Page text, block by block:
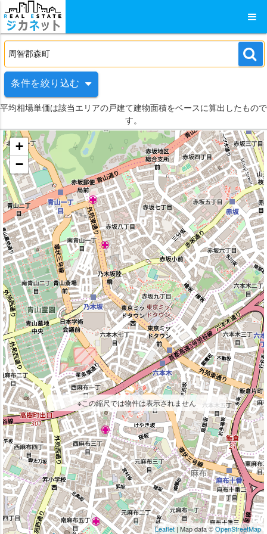
条件を絞り込む
平均相場単価は該当エリアの戸建て建物面積をベースに算出したもので
す。
+
−
Leaflet| Map data ©OpenStreetMap
※この縮尺では物件は表示されません